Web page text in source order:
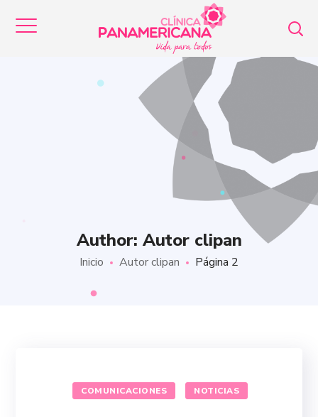
Author: Autor clipan
Inicio Autor clipan Página 2
COMUNICACIONES NOTICIAS